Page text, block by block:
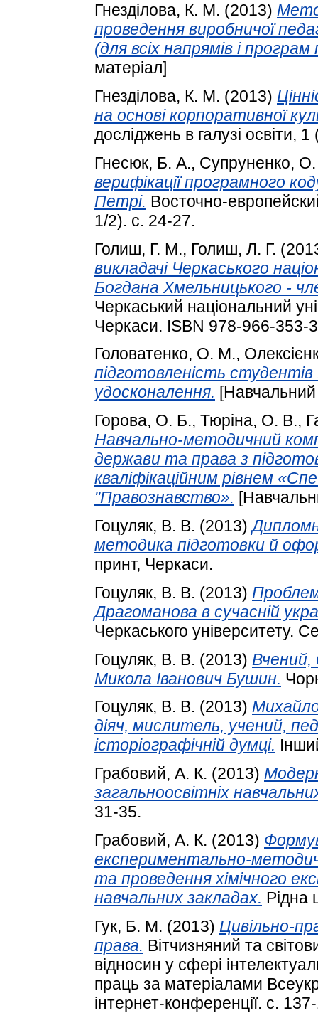
Гнезділова, К. М. (2013)
проведення виробничої
(для всіх напрямів і
матеріал]
Гнезділова, К. М. (2013)
на основі корпоративної
досліджень в галузі освіти,
Гнесюк, Б. А., Супруненко,
верифікації програмного
Петрі. Восточно-
1/2). с. 24-27.
Голиш, Г. М., Голиш, Л. Г.
викладачі Черкаського
Богдана Хмельницького -
Черкаський національний
Черкаси. ISBN 978-966-353-
Головатенко, О. М.,
підготовленість
удосконалення.
Горова, О. Б., Тюріна, О. В.,
Навчально-методичний
держави та права з
кваліфікаційним рівнем
"Правознавство».
Гоцуляк, В. В. (2013)
методика підготовки й
принт, Черкаси.
Гоцуляк, В. В. (2013)
Драгоманова в сучасній
Черкаського університету.
Гоцуляк, В. В. (2013) Вчений,
Микола Іванович Бушин.
Гоцуляк, В. В. (2013)
діяч, мислитель, учений,
історіографічній думці.
Грабовий, А. К. (2013)
загальноосвітніх
31-35.
Грабовий, А. К. (2013)
експериментально-
та проведення хімічного
навчальних закладах. Рідна
Гук, Б. М. (2013) Цивільно-
права. Вітчизняний та
відносин у сфері
праць за матеріалами
інтернет-конференції. с.